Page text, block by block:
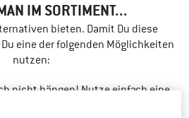
IM SORTIMENT...
bieten. Damit Du diese
eine der folgenden Möglichkeiten
nutzen:
nicht hängen! Nutze einfach eine